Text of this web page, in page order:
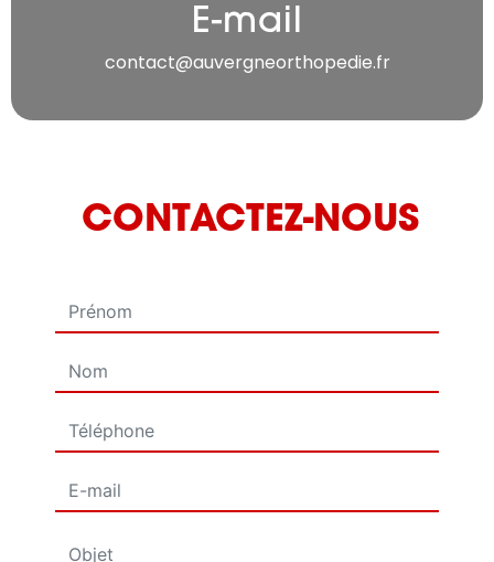
E-mail
contact@auvergneorthopedie.fr
CONTACTEZ-NOUS